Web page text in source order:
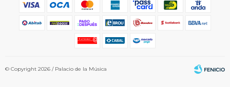
© Copyright 2026 / Palacio de la Música